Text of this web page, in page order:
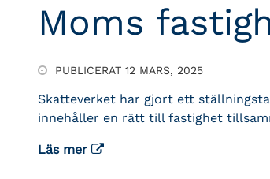
Moms
PUBLICERAT 12 MARS, 2025
Skatteverket har gjort ett
innehåller en rätt till fastighet
Läs mer